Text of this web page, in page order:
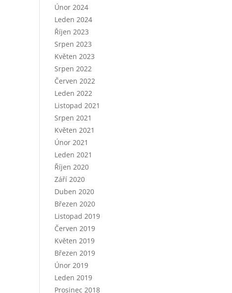
Únor 2024
Leden 2024
Říjen 2023
Srpen 2023
Květen 2023
Srpen 2022
Červen 2022
Leden 2022
Listopad 2021
Srpen 2021
Květen 2021
Únor 2021
Leden 2021
Říjen 2020
Září 2020
Duben 2020
Březen 2020
Listopad 2019
Červen 2019
Květen 2019
Březen 2019
Únor 2019
Leden 2019
Prosinec 2018